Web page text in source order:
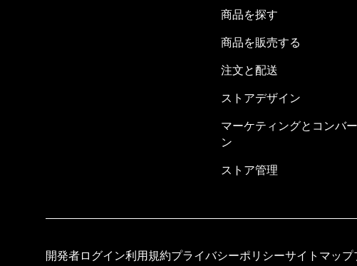
商品を探す
商品を販売する
注文と配送
ストアデザイン
マーケティングとコンバ
ン
ストア管理
開発者ログイン利用規約プライバシーポリシーサイトマップ